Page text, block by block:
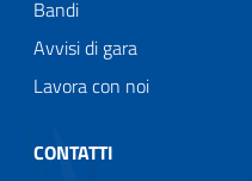
Bandi
Avvisi di gara
Lavora con noi
CONTATTI